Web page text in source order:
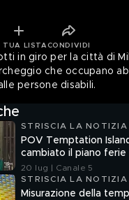
TUA LISTA CONDIVIDI
in giro per la città di
che occupano
persone disabili.
STRISCIA LA NOTIZIA
POV Temptation
cambiato il piano ferie
20 lug | Canale 5
STRISCIA LA NOTIZIA
Misurazione della